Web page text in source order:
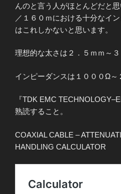
んのと言う人がほとんどだと
／１６０ｍにおける十分なイ
はこれしかないと思います。
理想的な太さは２．５ｍｍ～３
インピーダンスは１０００Ω～
『TDK EMC
熟読すること。
COAXIAL CABLE –
HANDLING CALCULATOR